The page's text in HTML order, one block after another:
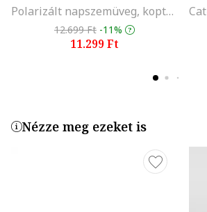
Polarizált napszemüveg, koptatott rózsaszín
12.699 Ft -11%
11.299 Ft
Nézze meg ezeket is